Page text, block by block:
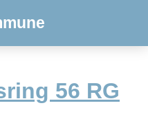
56 RG